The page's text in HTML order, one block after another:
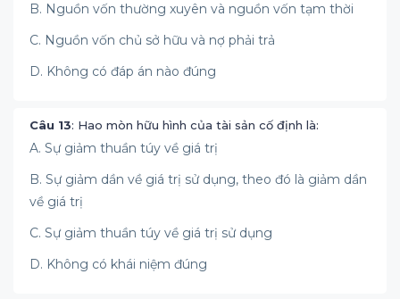
B. Nguồn vốn thường xuyên và nguồn vốn tạm thời
C. Nguồn vốn chủ sở hữu và nợ phải trả
D. Không có đáp án nào đúng
Câu 13: Hao mòn hữu hình của tài sản cố định là:
A. Sự giảm thuần túy về giá trị
B. Sự giảm dần về giá trị sử dụng, theo đó là giảm dần
về giá trị
C. Sự giảm thuần túy về giá trị sử dụng
D. Không có khái niệm đúng